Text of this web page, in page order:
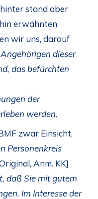
stand aber
erwähnten
wir uns, darauf
dieser
das befürchten
der
werden.
zwar Einsicht,
Personenkreis
Anm. KK]
daß Sie mit gutem
Im Interesse der